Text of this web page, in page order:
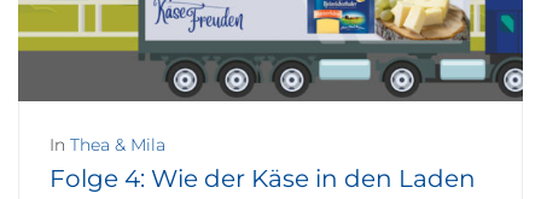
In Thea & Mila
Folge 4: Wie der Käse in den Laden